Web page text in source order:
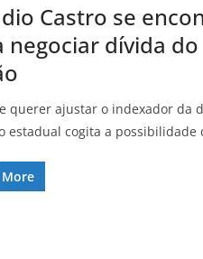
Castro se
negociar dívida do
querer ajustar o indexador da
estadual cogita a
More